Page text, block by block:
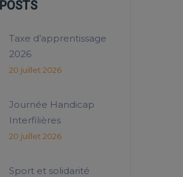
Taxe d’apprentissage
2026
20 juillet 2026
Journée Handicap
Interfilières
20 juillet 2026
Sport et solidarité